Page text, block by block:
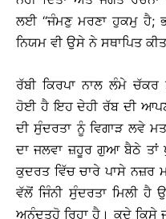
ਲਈ ‘‘ਜੰਮਣੁ ਮਰਣਾ ਹੁਕਮੁ ਹੈ;
ਨਿਯਮ ਵੀ ਉਸੇ ਨੇ ਸਥਾਪਿਤ
ਰੱਬੀ ਕਿਰਪਾ ਨਾਲ ਲੰਮੇ ਚੱਕਰ
ਹੋਈ ਹੈ ਇਹ ਦੇਹੀ ਰੱਬ ਦੀ
ਦੀ ਸੁੰਦਰਤਾ ਨੂੰ ਵਿਗਾੜ ਲਵੇ
ਦਾ ਜਲਵਾ ਜ਼ਹੂਰ ਗੁਆ ਬੈਠੇ ਤਾਂ
ਕੁਦਰਤ ਵਿੱਚ ਚਾਰੇ ਪਾਸੇ ਨਜ਼ਰ
ਵੱਲੋਂ ਜਿੰਨੀ ਸੁੰਦਰਤਾ ਮਿਲੀ ਹੈ
ਅਨੰਦਤਹੋ ਰਿਹਾ ਹੈ। ਕਦੇ ਕਿਸੇ